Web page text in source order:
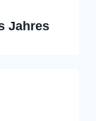
Jahres